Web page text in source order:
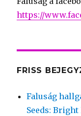
https://
FRISS
Faluság
Seeds: Bright